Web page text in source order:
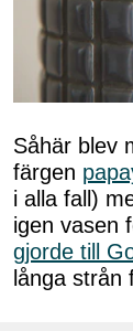
Såhär blev
färgen
i alla fall)
igen vasen
gjorde till
långa strån